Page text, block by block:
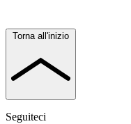
Torna all'inizio
Seguiteci